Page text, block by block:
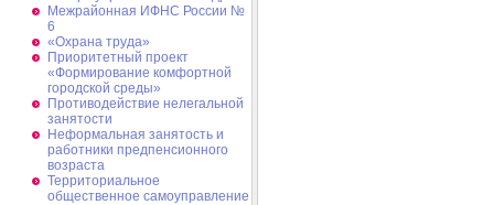
Межрайонная ИФНС России №
6
«Охрана труда»
Приоритетный проект
«Формирование комфортной
городской среды»
Противодействие нелегальной
занятости
Неформальная занятость и
работники предпенсионного
возраста
Территориальное
общественное самоуправление